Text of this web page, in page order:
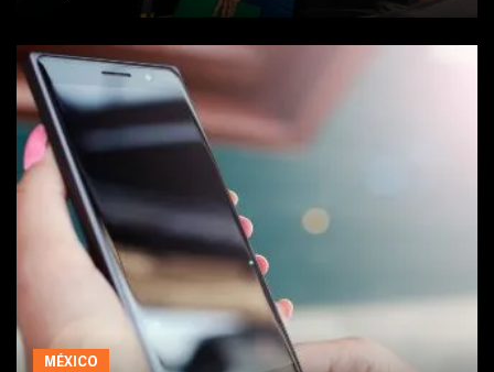
MÉXICO